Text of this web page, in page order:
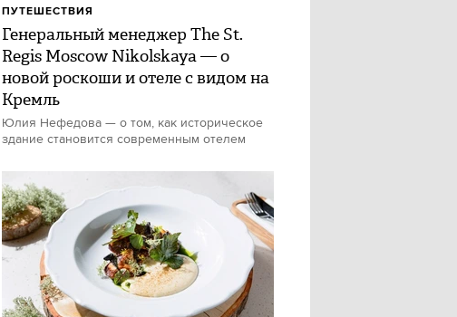
Генеральный менеджер The St.
Regis Moscow Nikolskaya — о
новой роскоши и отеле с видом на
Кремль
Юлия Нефедова — о том, как историческое
здание становится современным отелем
ПУТЕШЕСТВИЯ